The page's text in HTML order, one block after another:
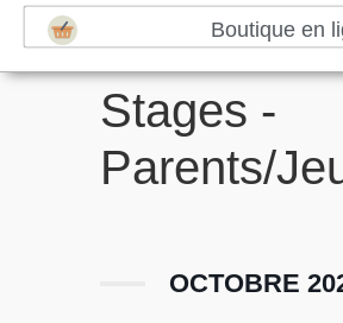
Boutique en
Stages -
Parents/
OCTOBRE